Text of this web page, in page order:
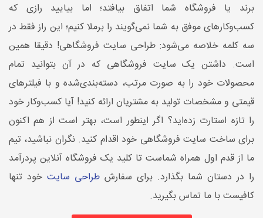
برند یا فروشگاه شما اتفاق بیافتد؛ اما بیایید رازی که
کسب‌وکارهای موفق به شما نمی‌گویند را برملا کنیم؛ این راز فقط در
سه کلمه خلاصه می‌شود: طراحی سایت فروشگاهی! دقیقا همین
است. داشتن یک سایت فروشگاهی که در آن بتوانید تمام
محصولات خود را به صورت مرتب، دسته‌بندی‌شده و با فیلترهای
قیمتی و مشخصات تولید به مشتریان ارائه کنید! آیا کسب‌وکار خود
را تازه استارت زده‌اید؟ اگر اینطور است، بهتر است از هم اکنون
برای ساخت سایت فروشگاهی خود اقدام کنید. نگران نباشید، تیم
ما از قدم اول همراه شماست تا کلید یک فروشگاه آنلاین پردرآمد
را در دستان شما بگذارد. برای سفارش طراحی سایت خود تنها
کافیست با ما تماس بگیرید.